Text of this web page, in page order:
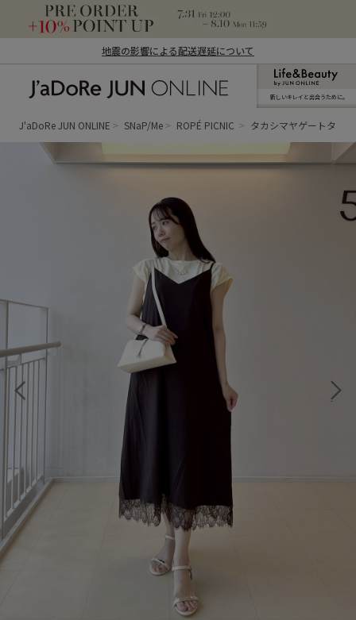
地震の影響による配送遅延について
ン オンライン）
新しいキレイと出合うために。
J'aDoRe JUN ONLINE SNaP/Me ROPÉ PICNIC タカシマヤゲートタワ